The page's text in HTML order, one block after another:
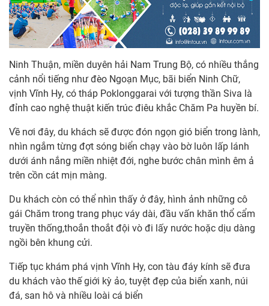
Ninh Thuận, miền duyên hải Nam Trung Bộ, có nhiều thắng
cảnh nổi tiếng như đèo Ngoạn Mục, bãi biển Ninh Chữ,
vịnh Vĩnh Hy, có tháp Poklonggarai với tượng thần Siva là
đỉnh cao nghệ thuật kiến trúc điêu khắc Chăm Pa huyền bí.
Về nơi đây, du khách sẽ được đón ngọn gió biển trong lành,
nhìn ngắm từng đợt sóng biển chạy vào bờ luôn lấp lánh
dưới ánh nắng miền nhiệt đới, nghe bước chân mình êm ả
trên cồn cát mịn màng.
Du khách còn có thể nhìn thấy ở đây, hình ảnh những cô
gái Chăm trong trang phục váy dài, đầu vấn khăn thổ cẩm
truyền thống,thoắn thoắt đội vò đi lấy nước hoặc dịu dàng
ngồi bên khung cửi.
Tiếp tục khám phá vịnh Vĩnh Hy, con tàu đáy kính sẽ đưa
du khách vào thế giới kỳ ảo, tuyệt đẹp của biển xanh, núi
đá, san hô và nhiều loài cá biển